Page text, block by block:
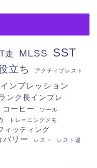
走 MLSS SST
立ち アクティブレスト
インプレッション
ンク長インプレ
コーヒー ツール
トレーニングメモ
ィッティング
バリー レスト レスト週